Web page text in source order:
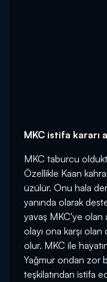
MKC istifa kararı
MKC taburcu
Özellikle Kaan
üzülür. Onu hala
yanında olarak
yavaş MKC'ye olan
olayı ona karşı
olur. MKC ile
Yağmur ondan zor
teşkilatından istifa